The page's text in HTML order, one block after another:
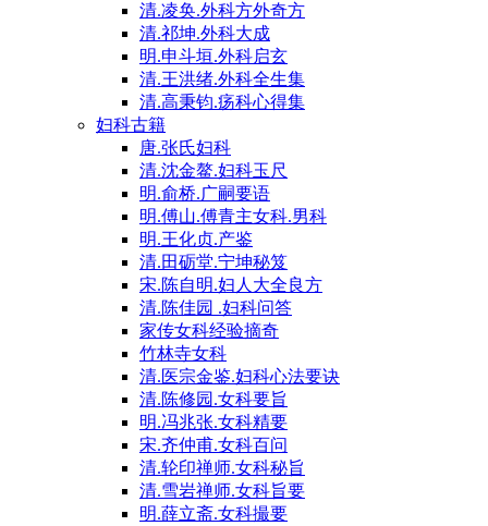
清.凌奂.外科方外奇方
清.祁坤.外科大成
明.申斗垣.外科启玄
清.王洪绪.外科全生集
清.高秉钧.疡科心得集
妇科古籍
唐.张氏妇科
清.沈金鳌.妇科玉尺
明.俞桥.广嗣要语
明.傅山.傅青主女科.男科
明.王化贞.产鉴
清.田砺堂.宁坤秘笈
宋.陈自明.妇人大全良方
清.陈佳园 .妇科问答
家传女科经验摘奇
竹林寺女科
清.医宗金鉴.妇科心法要诀
清.陈修园.女科要旨
明.冯兆张.女科精要
宋.齐仲甫.女科百问
清.轮印禅师.女科秘旨
清.雪岩禅师.女科旨要
明.薛立斋.女科撮要